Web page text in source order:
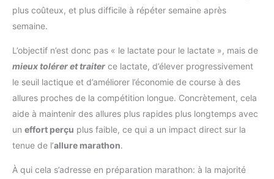
plus coûteux, et plus difficile à répéter semaine après
semaine.
L’objectif n’est donc pas « le lactate pour le lactate », mais de
mieux tolérer et traiter ce lactate, d’élever progressivement
le seuil lactique et d’améliorer l’économie de course à des
allures proches de la compétition longue. Concrètement, cela
aide à maintenir des allures plus rapides plus longtemps avec
un effort perçu plus faible, ce qui a un impact direct sur la
tenue de l’allure marathon.
À qui cela s’adresse en préparation marathon: à la majorité